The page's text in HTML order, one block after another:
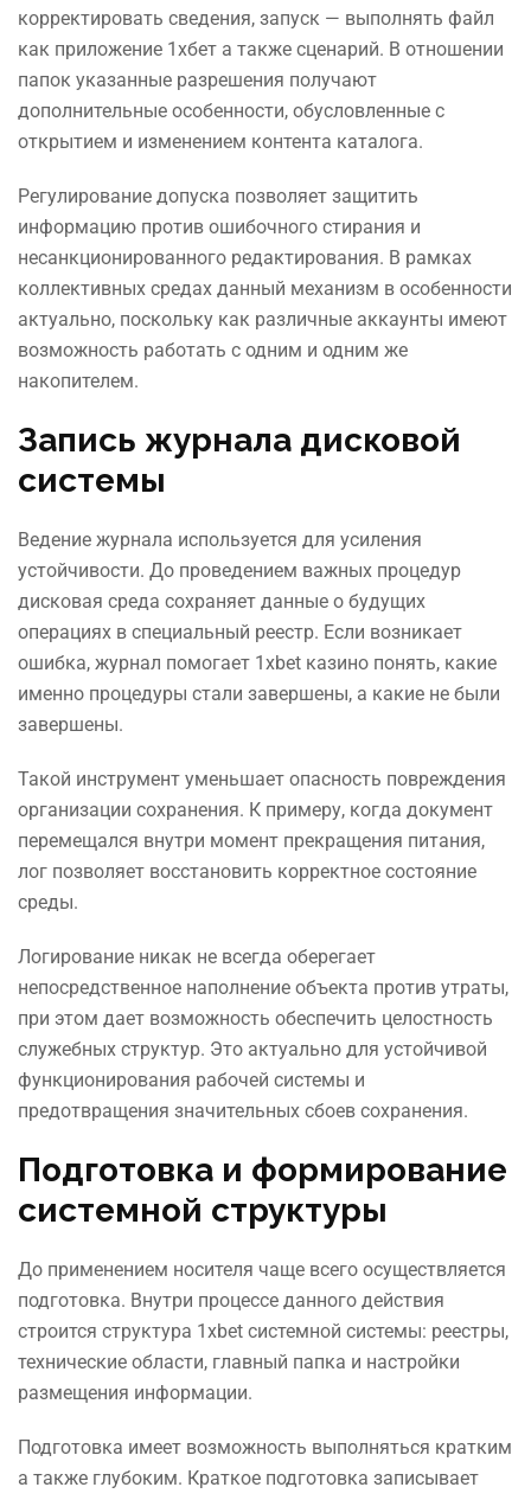
корректировать сведения, запуск — выполнять файл
как приложение 1хбет а также сценарий. В отношении
папок указанные разрешения получают
дополнительные особенности, обусловленные с
открытием и изменением контента каталога.
Регулирование допуска позволяет защитить
информацию против ошибочного стирания и
несанкционированного редактирования. В рамках
коллективных средах данный механизм в особенности
актуально, поскольку как различные аккаунты имеют
возможность работать с одним и одним же
накопителем.
Запись журнала дисковой
системы
Ведение журнала используется для усиления
устойчивости. До проведением важных процедур
дисковая среда сохраняет данные о будущих
операциях в специальный реестр. Если возникает
ошибка, журнал помогает 1xbet казино понять, какие
именно процедуры стали завершены, а какие не были
завершены.
Такой инструмент уменьшает опасность повреждения
организации сохранения. К примеру, когда документ
перемещался внутри момент прекращения питания,
лог позволяет восстановить корректное состояние
среды.
Логирование никак не всегда оберегает
непосредственное наполнение объекта против утраты,
при этом дает возможность обеспечить целостность
служебных структур. Это актуально для устойчивой
функционирования рабочей системы и
предотвращения значительных сбоев сохранения.
Подготовка и формирование
системной структуры
До применением носителя чаще всего осуществляется
подготовка. Внутри процессе данного действия
строится структура 1xbet системной системы: реестры,
технические области, главный папка и настройки
размещения информации.
Подготовка имеет возможность выполняться кратким
а также глубоким. Краткое подготовка записывает